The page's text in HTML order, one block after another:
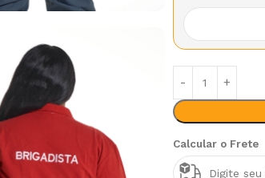
Calcular o Frete